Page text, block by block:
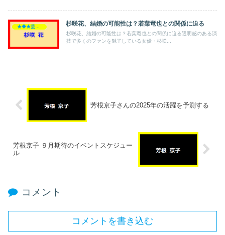
杉咲花、結婚の可能性は？若葉竜也との関係に迫る
杉咲花、結婚の可能性は？若葉竜也との関係に迫る透明感のある演
技で多くのファンを魅了している女優・杉咲...
芳根京子さんの2025年の活躍を予測する
芳根京子 ９月期待のイベントスケジュー
ル
コメント
コメントを書き込む